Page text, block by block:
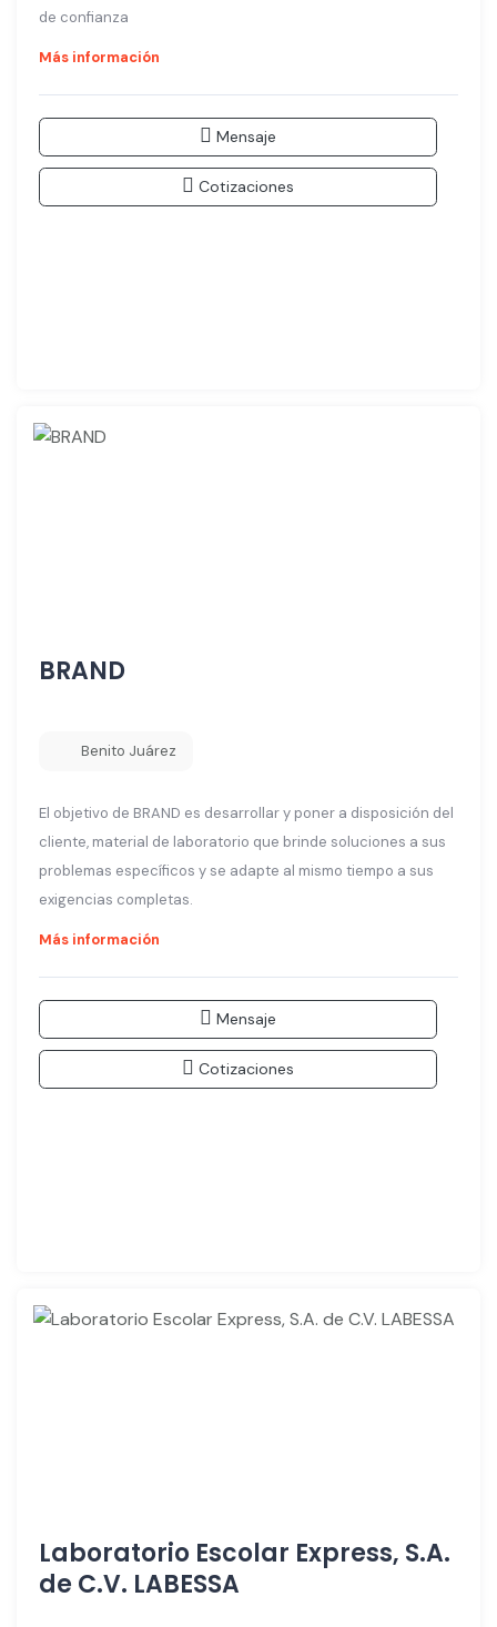
de confianza
Más información
Mensaje
Cotizaciones
BRAND
Benito Juárez
El objetivo de BRAND es desarrollar y poner a disposición del
cliente, material de laboratorio que brinde soluciones a sus
problemas específicos y se adapte al mismo tiempo a sus
exigencias completas.
Más información
Mensaje
Cotizaciones
Laboratorio Escolar Express, S.A.
de C.V. LABESSA